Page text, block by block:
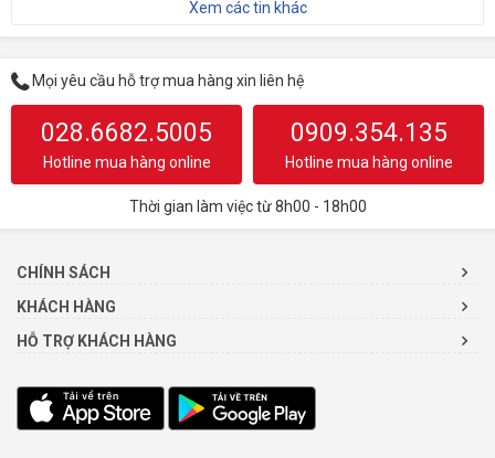
Xem các tin khác
Mọi yêu cầu hỗ trợ mua hàng xin liên hệ
028.6682.5005
Hotline mua hàng online
0909.354.135
Hotline mua hàng online
Thời gian làm việc từ 8h00 - 18h00
CHÍNH SÁCH
KHÁCH HÀNG
HỖ TRỢ KHÁCH HÀNG